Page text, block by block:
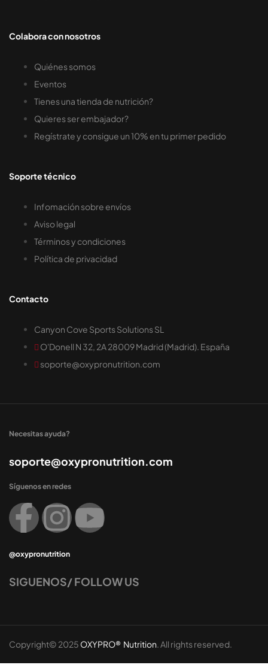
Colabora con nosotros
Quiénes somos
Eventos
Tienes una tienda de nutrición?
Quieres ser embajador?
Regístrate y consigue un 10% en tu primer pedido
Soporte técnico
Infomación sobre envíos
Aviso legal
Términos y condiciones
Política de privacidad
Contacto
Canyon Cove Sports Solutions SL
O'Donell N 32, 2A 28009 Madrid (Madrid). España
soporte@oxypronutrition.com
Necesitas ayuda?
soporte@oxypronutrition.com
Síguenos en redes
@oxypronutrition
SIGUENOS/ FOLLOW US
Copyright© 2025 OXYPRO® Nutrition. All rights reserved.